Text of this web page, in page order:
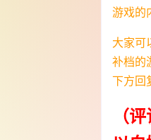
游戏的
大家可
补档的
下方回
（